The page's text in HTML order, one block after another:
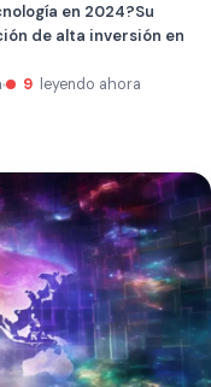
en 2024?Su
de alta inversión en
9 leyendo ahora